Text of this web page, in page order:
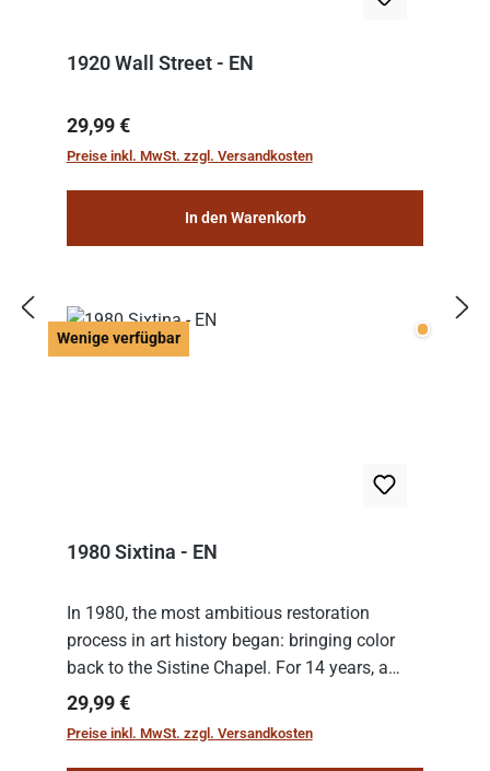
1920 Wall Street - EN
Regulärer Preis:
29,99 €
Preise inkl. MwSt. zzgl. Versandkosten
In den Warenkorb
Wenige verfügbar Wenige
1980 Sixtina - EN
In 1980, the most ambitious restoration
process in art history began: bringing color
back to the Sistine Chapel. For 14 years, a
team of experts from the Vatican undertook
the meticulous job of cleaning and
Regulärer Preis:
29,99 €
Preise inkl. MwSt. zzgl. Versandkosten